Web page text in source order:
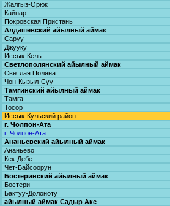
Жалгыз-Орюк
Кайнар
Покровская Пристань
Алдашевский айылный аймак
Саруу
Джууку
Иссык-Кель
Светлополянский айылный аймак
Светлая Поляна
Чон-Кызыл-Суу
Тамгинский айылный аймак
Тамга
Тосор
Иссык-Кульский район
г. Чолпон-Ата
г. Чолпон-Ата
Ананьевский айылный аймак
Ананьево
Кек-Дебе
Чет-Байсоорун
Бостеринский айылный аймак
Бостери
Бактуу-Долоноту
айылный аймак Садыр Аке